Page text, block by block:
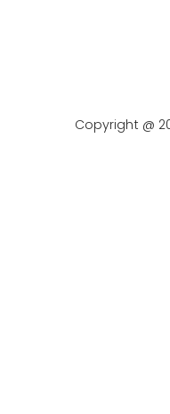
Copyright @